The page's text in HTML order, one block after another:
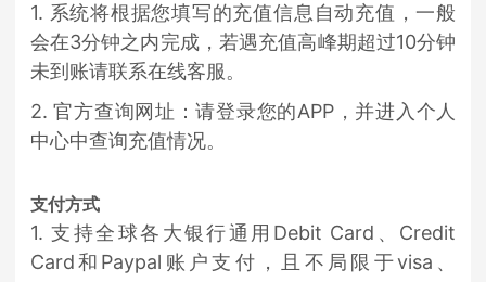
1. 系统将根据您填写的充值信息自动充值，一般
会在3分钟之内完成，若遇充值高峰期超过10分钟
未到账请联系在线客服。
2. 官方查询网址：请登录您的APP，并进入个人
中心中查询充值情况。
支付方式
1. 支持全球各大银行通用Debit Card、Credit
Card和Paypal账户支付，且不局限于visa、